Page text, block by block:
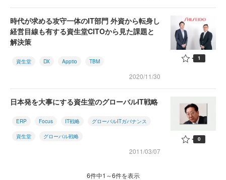
時代が求める攻守一体のIT部門 外資から転身し
経営目線も有する資生堂CITOから見た課題と
解決策
資生堂 DX Apptio TBM
2020/11/30
1
日本発を大事にする資生堂のグローバルIT戦略
ERP Focus IT戦略 グローバルITガバナンス
資生堂 グローバル戦略
2011/03/07
0
6件中1～6件を表示